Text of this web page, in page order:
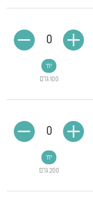
100 גרם
יח'
0
200 גרם
יח'
0